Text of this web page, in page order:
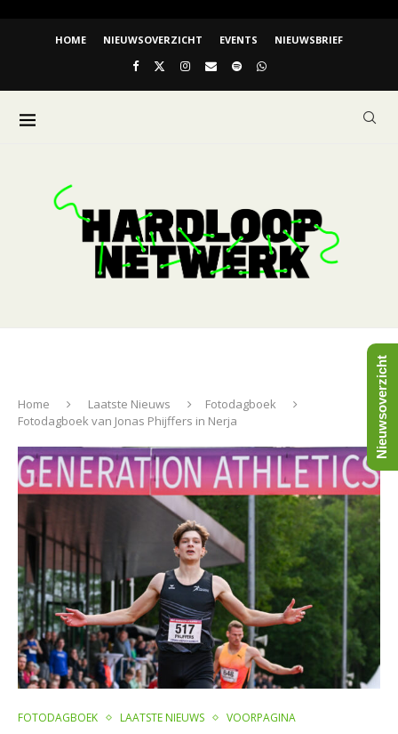
HOME NIEUWSOVERZICHT EVENTS NIEUWSBRIEF
Home Laatste Nieuws
Fotodagboek
Fotodagboek van Jonas Phijffers in Nerja
FOTODAGBOEK LAATSTE NIEUWS VOORPAGINA
Nieuwsoverzicht